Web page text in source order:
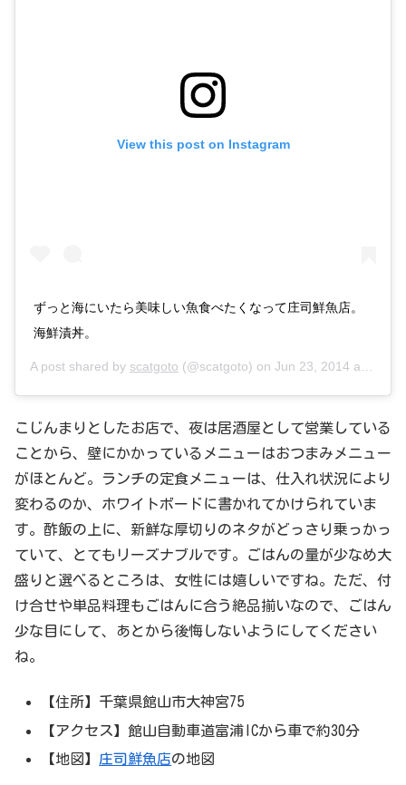
View this post on Instagram
ずっと海にいたら美味しい魚食べたくなって庄司鮮魚店。
海鮮漬丼。
A post shared by scatgoto (@scatgoto) on Jun 23, 2014 at 9:00pm PDT
こじんまりとしたお店で、夜は居酒屋として営業している
ことから、壁にかかっているメニューはおつまみメニュー
がほとんど。ランチの定食メニューは、仕入れ状況により
変わるのか、ホワイトボードに書かれてかけられていま
す。酢飯の上に、新鮮な厚切りのネタがどっさり乗っかっ
ていて、とてもリーズナブルです。ごはんの量が少なめ大
盛りと選べるところは、女性には嬉しいですね。ただ、付
け合せや単品料理もごはんに合う絶品揃いなので、ごはん
少な目にして、あとから後悔しないようにしてください
ね。
【住所】千葉県館山市大神宮75
【アクセス】館山自動車道富浦ICから車で約30分
【地図】 庄司鮮魚店の地図